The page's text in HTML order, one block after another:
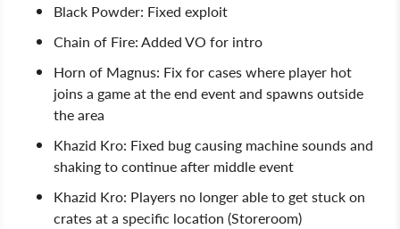
Black Powder: Fixed exploit
Chain of Fire: Added VO for intro
Horn of Magnus: Fix for cases where player hot
joins a game at the end event and spawns outside
the area
Khazid Kro: Fixed bug causing machine sounds and
shaking to continue after middle event
Khazid Kro: Players no longer able to get stuck on
crates at a specific location (Storeroom)